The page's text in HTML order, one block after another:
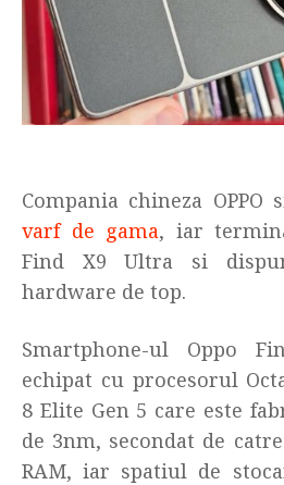
Compania chineza OPPO
varf de gama, iar
Find X9 Ultra si
hardware de top.
Smartphone-ul Oppo
echipat cu procesorul
8 Elite Gen 5 care este
de 3nm, secondat de
RAM, iar spatiul de